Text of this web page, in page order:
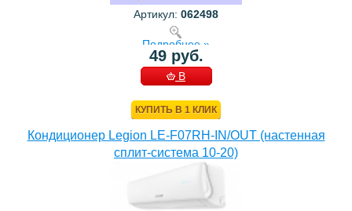
Артикул: 062498
Подробнее »
49 руб.
В
КУПИТЬ В 1 КЛИК
Кондиционер Legion LE-F07RH-IN/OUT (настенная
сплит-система 10-20)